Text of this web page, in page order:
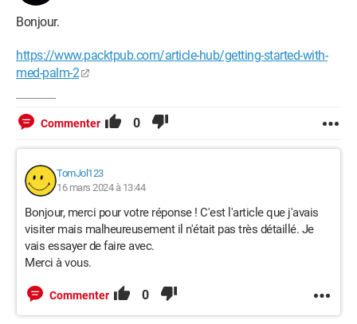
Bonjour.
https://www.packtpub.com/article-hub/getting-started-with-
med-palm-2
Commenter 0
TomJol123
16 mars 2024 à 13:44
Bonjour, merci pour votre réponse ! C'est l'article que j'avais
visiter mais malheureusement il n'était pas très détaillé. Je
vais essayer de faire avec.
Merci à vous.
Commenter 0